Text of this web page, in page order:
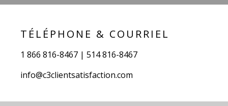
TÉLÉPHONE & COURRIEL
1 866 816-8467 | 514 816-8467
info@c3clientsatisfaction.com